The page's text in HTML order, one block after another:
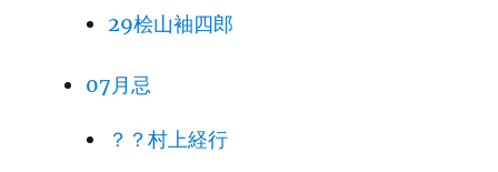
29桧山袖四郎
07月忌
？？村上経行